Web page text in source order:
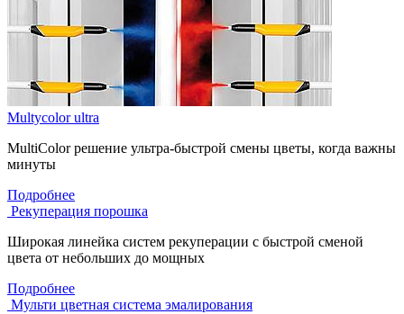
Multycolor ultra
MultiColor решение ультра-быстрой смены цветы, когда важны
минуты
Подробнее
Рекуперация порошка
Широкая линейка систем рекуперации с быстрой сменой
цвета от небольших до мощных
Подробнее
Мульти цветная система эмалирования